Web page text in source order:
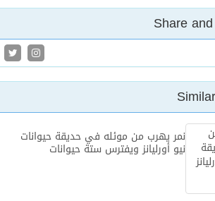
نمر يهرب من موئله في حديقة حيوانات
نيو أورليانز ويفترس ستة حيوانات